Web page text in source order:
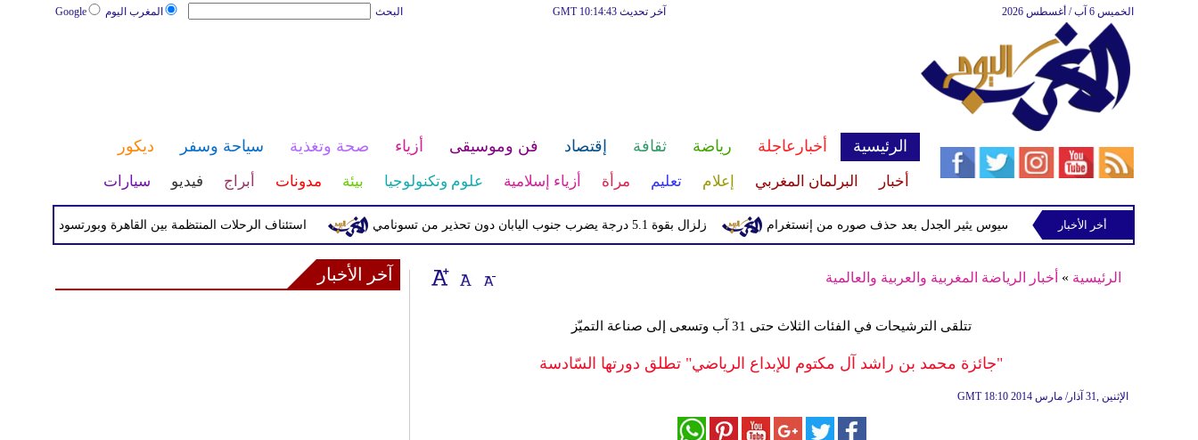
المغرب اليوم Google البحث آخر تحديث GMT 10:14:43 الخميس 6 آب / أغسطس 2026
الرئيسية أخبارعاجلة رياضة ثقافة إقتصاد فن وموسيقى أزياء صحة وتغذية سياحة وسفر ديكور
أخبار البرلمان المغربي إعلام تعليم مرأة أزياء إسلامية علوم وتكنولوجيا بيئة مدونات أبراج فيديو سيارات
استئناف الرحلات المنتظمة بين القاهرة وبورتسودان بواقع 5 رحلات أسبوعيا زلزال بقوة 5.1 درجة يضرب جنوب اليابان دون تحذير من تسونامي فينيسيوس يثير الجدل بعد حذف صوره من إنستغرامأخر الأخبار
الرئيسية » أخبار الرياضة المغربية والعربية والعالمية
تتلقى الترشيحات في الفئات الثلاث حتى 31 آب وتسعى إلى صناعة التميّز
"جائزة محمد بن راشد آل مكتوم للإبداع الرياضي" تطلق دورتها السّادسة
GMT 18:10 2014 الإثنين ,31 آذار/ مارس
آخر الأخبار